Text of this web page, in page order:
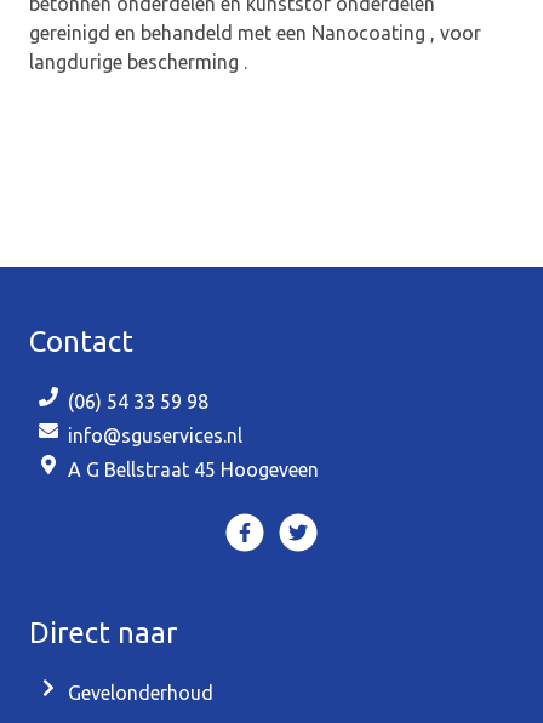
gereinigd en behandeld met een Nanocoating , voor
langdurige bescherming .
Contact
(06) 54 33 59 98
info@sguservices.nl
A G Bellstraat 45 Hoogeveen
Direct naar
Gevelonderhoud